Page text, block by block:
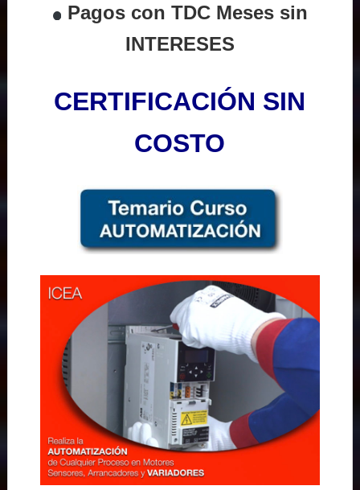
Pagos con TDC Meses sin
INTERESES
CERTIFICACIÓN SIN
COSTO